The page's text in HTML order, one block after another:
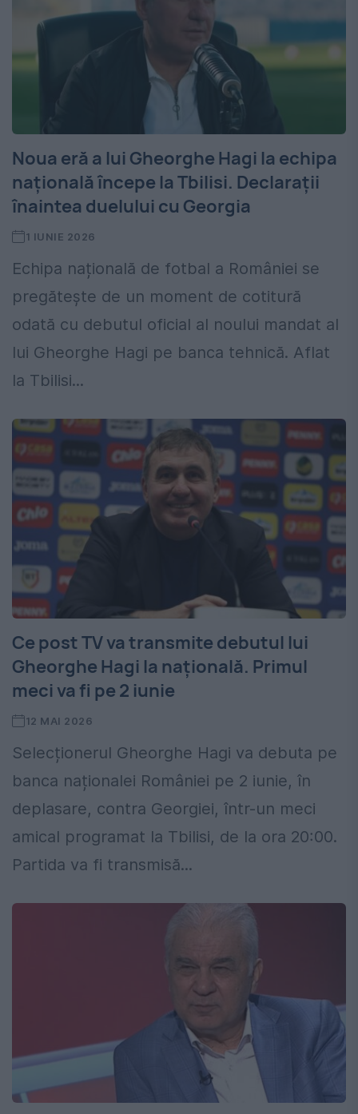
Noua eră a lui Gheorghe Hagi la echipa
națională începe la Tbilisi. Declarații
înaintea duelului cu Georgia
1 IUNIE 2026
Echipa națională de fotbal a României se
pregătește de un moment de cotitură
odată cu debutul oficial al noului mandat al
lui Gheorghe Hagi pe banca tehnică. Aflat
la Tbilisi...
Ce post TV va transmite debutul lui
Gheorghe Hagi la națională. Primul
meci va fi pe 2 iunie
12 MAI 2026
Selecționerul Gheorghe Hagi va debuta pe
banca naționalei României pe 2 iunie, în
deplasare, contra Georgiei, într-un meci
amical programat la Tbilisi, de la ora 20:00.
Partida va fi transmisă...